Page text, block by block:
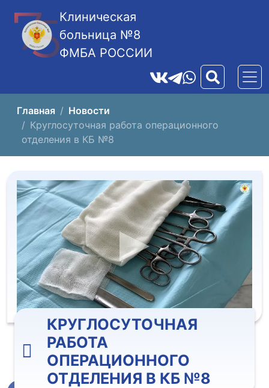
Клиническая
больница №8
ФМБА РОССИИ
Главная
Новости
Круглосуточная работа операционного
отделения в КБ №8
КРУГЛОСУТОЧНАЯ
РАБОТА
ОПЕРАЦИОННОГО
ОТДЕЛЕНИЯ В КБ №8